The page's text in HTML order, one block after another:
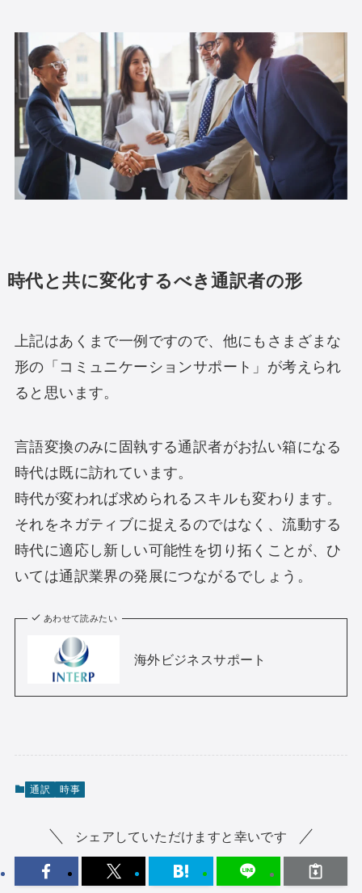
時代と共に変化するべき通訳者の形
上記はあくまで一例ですので、他にもさまざまな
形の「コミュニケーションサポート」が考えられ
ると思います。
言語変換のみに固執する通訳者がお払い箱になる
時代は既に訪れています。
時代が変われば求められるスキルも変わります。
それをネガティブに捉えるのではなく、流動する
時代に適応し新しい可能性を切り拓くことが、ひ
いては通訳業界の発展につながるでしょう。
あわせて読みたい
海外ビジネスサポート
通訳 時事
シェアしていただけますと幸いです